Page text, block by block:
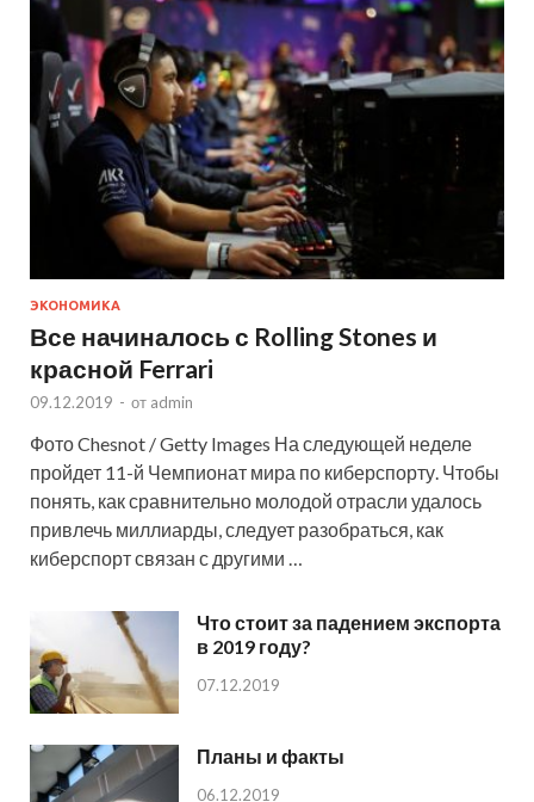
ЭКОНОМИКА
Все начиналось с Rolling Stones и
красной Ferrari
09.12.2019 - от admin
Фото Chesnot / Getty Images На следующей неделе
пройдет 11-й Чемпионат мира по киберспорту. Чтобы
понять, как сравнительно молодой отрасли удалось
привлечь миллиарды, следует разобраться, как
киберспорт связан с другими …
Что стоит за падением экспорта
в 2019 году?
07.12.2019
Планы и факты
06.12.2019